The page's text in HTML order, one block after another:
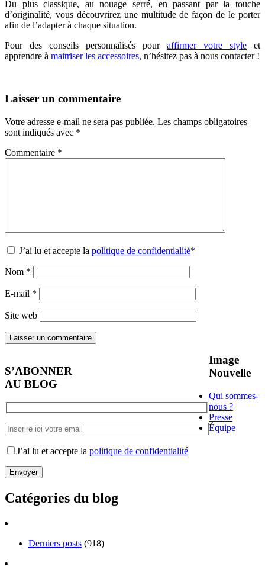
Du plus classique, au nouage serré, en passant par la touche
d’originalité, vous découvrirez une multitude de façon de le porter
afin de l’adapter à chaque situation.
Pour des conseils personnalisés pour affirmer votre style et
apprendre à maitriser les accessoires, n’hésitez pas à nous contacter !
Laisser un commentaire
Votre adresse e-mail ne sera pas publiée. Les champs obligatoires
sont indiqués avec *
Commentaire *
J’ai lu et accepte la politique de confidentialité*
Nom *
E-mail *
Site web
S’ABONNER
AU BLOG
J’ai lu et accepte la politique de confidentialité
Catégories du blog
Derniers posts (918)
Image
Nouvelle
Qui sommes-
nous ?
Presse
Équipe